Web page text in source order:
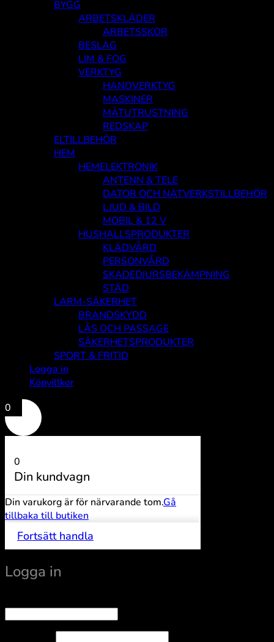
BYGG
ARBETSKLÄDER
ARBETSSKOR
BESLAG
LIM & FOG
VERKTYG
HANDVERKTYG
MASKINER
MÄTUTRUSTNING
REDSKAP
ELTILLBEHÖR
HEM
HEMELEKTRONIK
ANTENN & TELE
DATOR OCH NÄTVERKSTILLBEHÖR
LJUD & BILD
MOBIL & 12 V
HUSHALLSPRODUKTER
KLÄDVÅRD
PERSONVÅRD
SKADEDJURSBEKÄMPNING
STÄD
LARM-SÄKERHET
BRANDSKYDD
LÅS OCH PASSAGE
SÄKERHETSPRODUKTER
SPORT & FRITID
Logga in
Köpvillkor
0
0
Din kundvagn
Din varukorg är för närvarande tom.Gå
tillbaka till butiken
Fortsätt handla
Logga in